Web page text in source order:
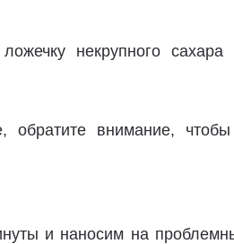
некрупного сахара
обратите внимание,
и наносим на